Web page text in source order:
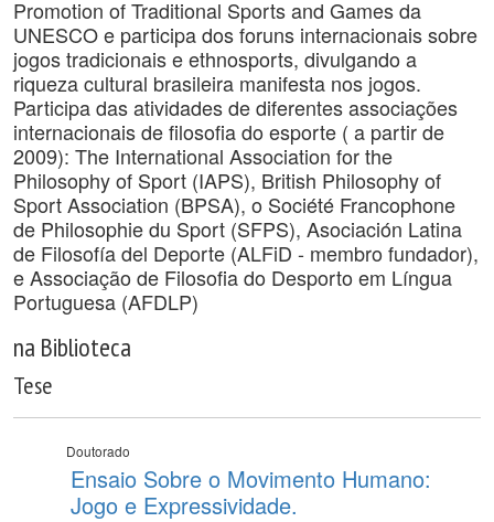
Promotion of Traditional Sports and Games da
UNESCO e participa dos foruns internacionais sobre
jogos tradicionais e ethnosports, divulgando a
riqueza cultural brasileira manifesta nos jogos.
Participa das atividades de diferentes associações
internacionais de filosofia do esporte ( a partir de
2009): The International Association for the
Philosophy of Sport (IAPS), British Philosophy of
Sport Association (BPSA), o Société Francophone
de Philosophie du Sport (SFPS), Asociación Latina
de Filosofía del Deporte (ALFiD - membro fundador),
e Associação de Filosofia do Desporto em Língua
Portuguesa (AFDLP)
na Biblioteca
Tese
Doutorado
Ensaio Sobre o Movimento Humano:
Jogo e Expressividade.